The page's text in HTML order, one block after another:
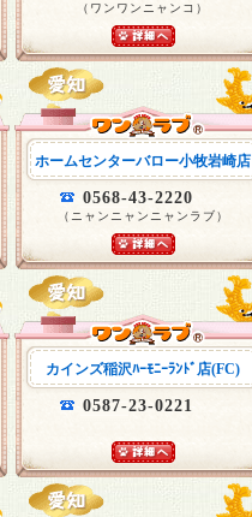
（ワンワンニャンコ）
ホームセンターバロー小牧岩崎店
0568-43-2220
（ニャンニャンニャンラブ）
カインズ稲沢ﾊｰﾓﾆｰﾗﾝﾄﾞ店(FC)
0587-23-0221